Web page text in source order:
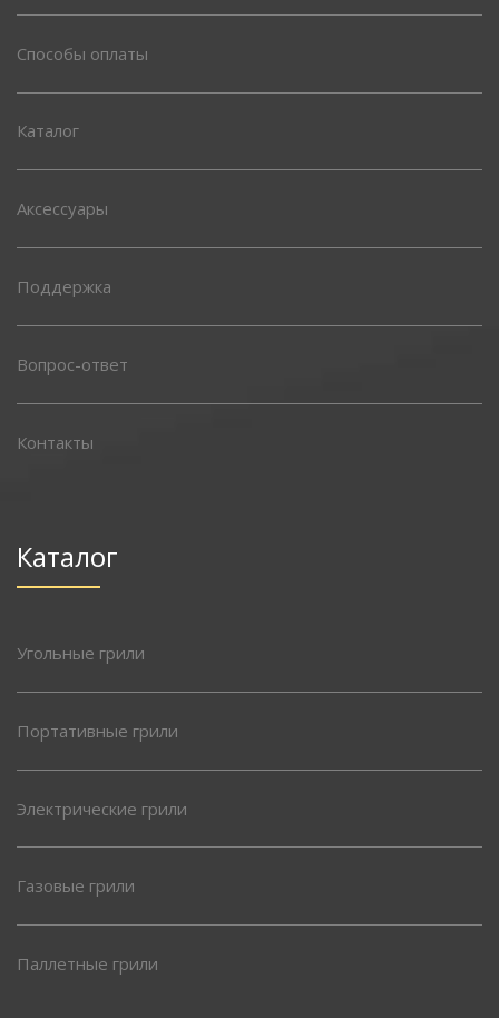
Способы оплаты
Каталог
Аксессуары
Поддержка
Вопрос-ответ
Контакты
Каталог
Угольные грили
Портативные грили
Электрические грили
Газовые грили
Паллетные грили